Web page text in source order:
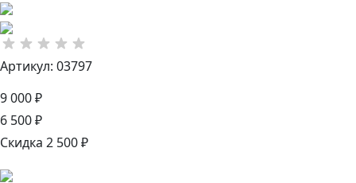
Артикул: 03797
9 000 ₽
6 500 ₽
Скидка 2 500 ₽